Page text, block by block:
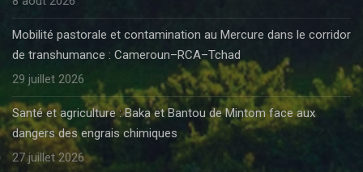
Mobilité pastorale et contamination au Mercure dans le corridor
de transhumance : Cameroun–RCA–Tchad
29 juillet 2026
Santé et agriculture : Baka et Bantou de Mintom face aux
dangers des engrais chimiques
27 juillet 2026